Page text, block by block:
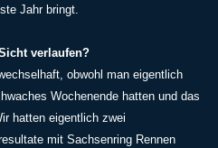
Jahr bringt.
verlaufen?
obwohl man eigentlich
Wochenende hatten und das
hatten eigentlich zwei
mit Sachsenring Rennen